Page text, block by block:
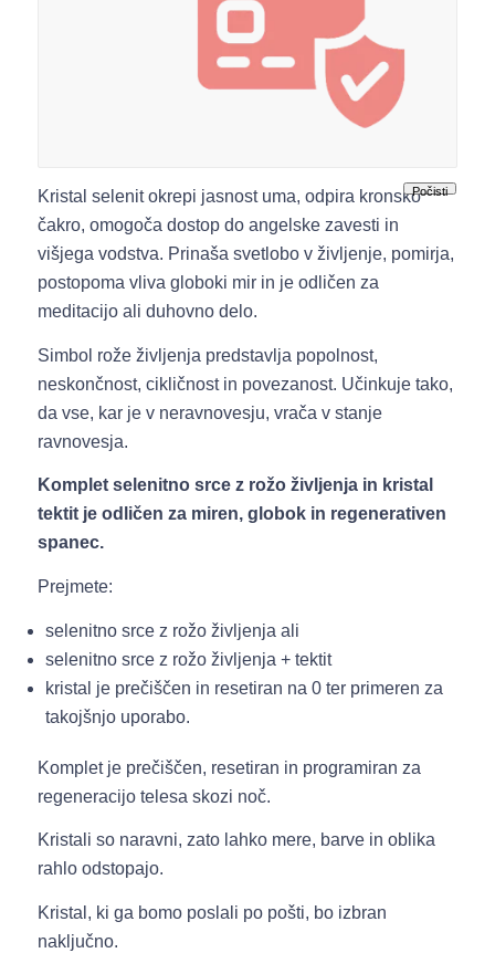
Počisti
Kristal selenit okrepi jasnost uma, odpira kronsko
čakro, omogoča dostop do angelske zavesti in
višjega vodstva. Prinaša svetlobo v življenje, pomirja,
postopoma vliva globoki mir in je odličen za
meditacijo ali duhovno delo.
Simbol rože življenja predstavlja popolnost,
neskončnost, cikličnost in povezanost. Učinkuje tako,
da vse, kar je v neravnovesju, vrača v stanje
ravnovesja.
Komplet selenitno srce z rožo življenja in kristal
tektit je odličen za miren, globok in regenerativen
spanec.
Prejmete:
selenitno srce z rožo življenja ali
selenitno srce z rožo življenja + tektit
kristal je prečiščen in resetiran na 0 ter primeren za
takojšnjo uporabo.
Komplet je prečiščen, resetiran in programiran za
regeneracijo telesa skozi noč.
Kristali so naravni, zato lahko mere, barve in oblika
rahlo odstopajo.
Kristal, ki ga bomo poslali po pošti, bo izbran
naključno.